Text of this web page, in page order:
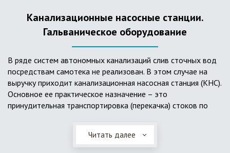
подвержены промерзанию. Оптимальный вариант
установки железобетонных кессонов – это заниженный
уровень грунтовых вод (УГВ) на участке, а кессон,
выполненный из пластика, может служить на территории с
высоким УГВ.
Очищенная вода без перебоев – незабвенная мечта
каждого владельца загородного дома. Чтобы выполнить
установку кессонов, погребов и колодцев, вам непременно
следует воспользоваться услугами специалистов нашей
компании. Мы максимально оперативно и качественно
проведем весь комплекс изыскательских мероприятий,
выполним необходимые расчеты и проектирование,
Канализационные насосные станции.
Гальваническое оборудование
В ряде систем автономных канализаций слив сточных вод
посредствам самотека не реализован. В этом случае на
выручку приходит канализационная насосная станция (КНС).
Основное ее практическое назначение – это
принудительная транспортировка (перекачка) стоков по
Такая станция может позиционироваться как в подвальном
помещении дома, так и функционировать в условиях
Читать далее